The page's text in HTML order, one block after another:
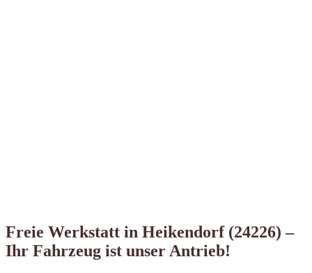
Freie Werkstatt in Heikendorf (24226) –
Ihr Fahrzeug ist unser Antrieb!